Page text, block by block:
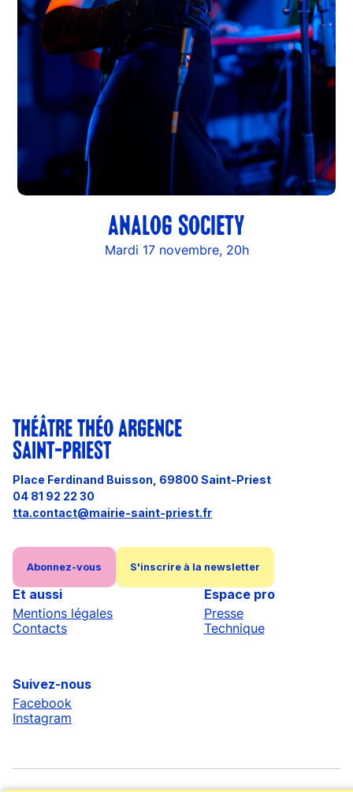
ANALOG SOCIETY
Mardi 17 novembre, 20h
THÉÂTRE THÉO ARGENCE
SAINT-PRIEST
Place Ferdinand Buisson, 69800 Saint-Priest
04 81 92 22 30
tta.contact@mairie-saint-priest.fr
Abonnez-vous S'inscrire à la newsletter
Et aussi
Mentions légales
Contacts
Espace pro
Presse
Technique
Suivez-nous
Facebook
Instagram